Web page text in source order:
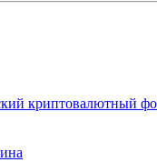
криптовалютный